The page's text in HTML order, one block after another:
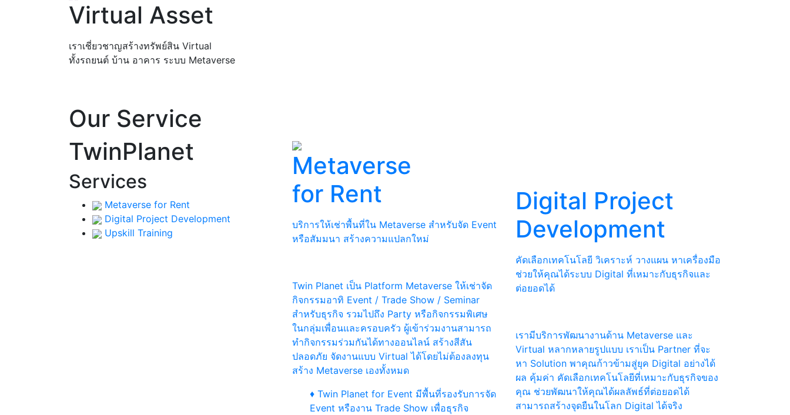
Virtual Asset
เราเชี่ยวชาญสร้างทรัพย์สิน Virtual
ทั้งรถยนต์ บ้าน อาคาร ระบบ Metaverse
Our Service
TwinPlanet
Services
Metaverse for Rent
Digital Project Development
Upskill Training
Metaverse
for Rent
บริการให้เช่าพื้นที่ใน Metaverse สำหรับจัด Event
หรือสัมมนา สร้างความแปลกใหม่
Twin Planet เป็น Platform Metaverse ให้เช่าจัด
กิจกรรมอาทิ Event / Trade Show / Seminar
สำหรับธุรกิจ รวมไปถึง Party หรือกิจกรรมพิเศษ
ในกลุ่มเพื่อนและครอบครัว ผู้เข้าร่วมงานสามารถ
ทำกิจกรรมร่วมกันได้ทางออนไลน์ สร้างสีสัน
ปลอดภัย จัดงานแบบ Virtual ได้โดยไม่ต้องลงทุน
สร้าง Metaverse เองทั้งหมด
♦ Twin Planet for Event มีพื้นที่รองรับการจัด
Event หรืองาน Trade Show เพื่อธุรกิจ
Digital Project
Development
คัดเลือกเทคโนโลยี วิเคราะห์ วางแผน หาเครื่องมือ
ช่วยให้คุณได้ระบบ Digital ที่เหมาะกับธุรกิจและ
ต่อยอดได้
เรามีบริการพัฒนางานด้าน Metaverse และ
Virtual หลากหลายรูปแบบ เราเป็น Partner ที่จะ
หา Solution พาคุณก้าวข้ามสู่ยุค Digital อย่างได้
ผล คุ้มค่า คัดเลือกเทคโนโลยีที่เหมาะกับธุรกิจของ
คุณ ช่วยพัฒนาให้คุณได้ผลลัพธ์ที่ต่อยอดได้
สามารถสร้างจุดยืนในโลก Digital ได้จริง